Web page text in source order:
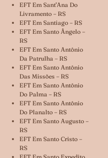
EFT Em Sant’Ana Do
Livramento – RS
EFT Em Santiago – RS
EFT Em Santo Ângelo –
RS
EFT Em Santo Antônio
Da Patrulha – RS
EFT Em Santo Antônio
Das Missões – RS
EFT Em Santo Antônio
Do Palma – RS
EFT Em Santo Antônio
Do Planalto – RS
EFT Em Santo Augusto –
RS
EFT Em Santo Cristo –
RS